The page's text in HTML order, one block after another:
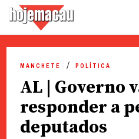
content
MANCHETE POLÍTICA
AL | Governo
responder a
deputados